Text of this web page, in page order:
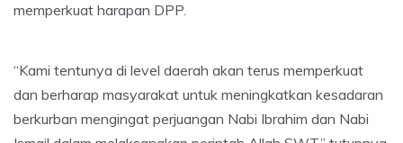
memperkuat harapan DPP.
“Kami tentunya di level daerah akan terus memperkuat
dan berharap masyarakat untuk meningkatkan kesadaran
berkurban mengingat perjuangan Nabi Ibrahim dan Nabi